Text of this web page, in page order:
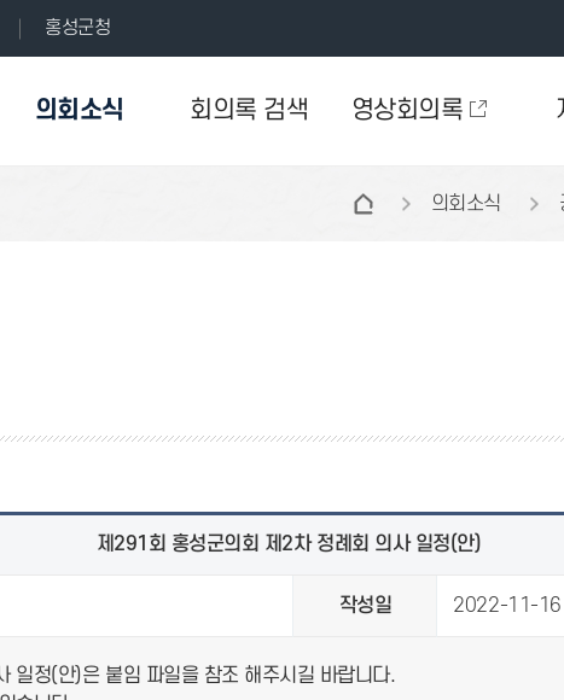
홍성군청
의회소식 회의록 검색 영상회의록
의회소식
제291회 홍성군의회 제2차 정례회 의사 일정(안)
작성일 2022-11-
일정(안)은 붙임 파일을 참조 해주시길 바랍니다.